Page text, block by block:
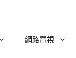
網路電視